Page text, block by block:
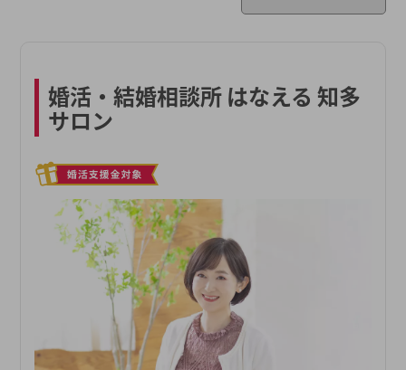
婚活・結婚相談所 はなえる 知多
サロン